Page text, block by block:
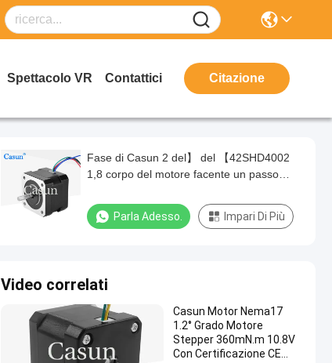
Spettacolo VR Contattici Citazione
Fase di Casun 2 del】 del 【42SHD4002
1,8 corpo del motore facente un passo
certificazione del CE di iso
Parla Adesso. Impari Di Più
Video correlati
Casun Motor Nema17
1.2° Grado Motore
Stepper 360mN.m 10.8V
Con Certificazione CE